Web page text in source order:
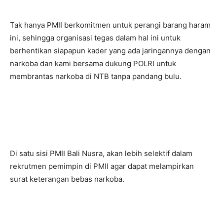
Tak hanya PMII berkomitmen untuk perangi barang haram
ini, sehingga organisasi tegas dalam hal ini untuk
berhentikan siapapun kader yang ada jaringannya dengan
narkoba dan kami bersama dukung POLRI untuk
membrantas narkoba di NTB tanpa pandang bulu.
Di satu sisi PMII Bali Nusra, akan lebih selektif dalam
rekrutmen pemimpin di PMII agar dapat melampirkan
surat keterangan bebas narkoba.